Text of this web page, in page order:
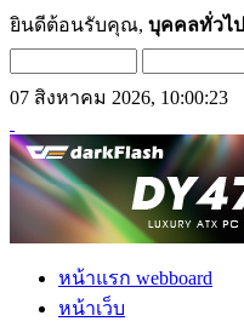
ยินดีต้อนรับคุณ, บุคคลทั่วไป
07 สิงหาคม 2026, 10:00:23
หน้าแรก webboard
หน้าเว็บ